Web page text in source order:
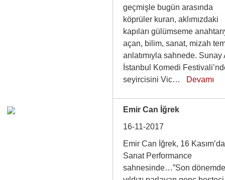
geçmişle bugün arasında
köprüler kuran, aklımızdaki
kapıları gülümseme
açan, bilim, sanat, mizah
anlatımıyla sahnede. Sunay
İstanbul Komedi
seyircisini Vic… Devamı
Emir Can İğrek
16-11-2017
Emir Can İğrek, 16 Kasım’da
Sanat Performance
sahnesinde…”Son